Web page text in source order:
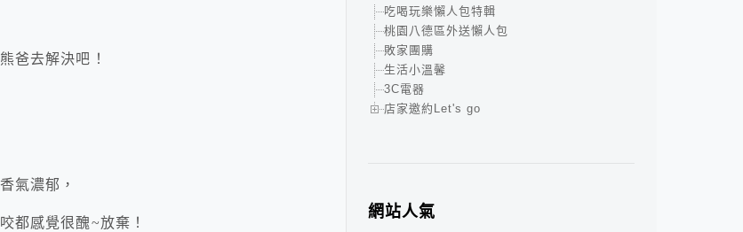
爸去解決吧！
氣濃郁，
都感覺很醜~放棄！
吃喝玩樂懶人包特輯
桃園八德區外送懶人包
敗家團購
生活小溫馨
3C電器
店家邀約Let's go
網站人氣